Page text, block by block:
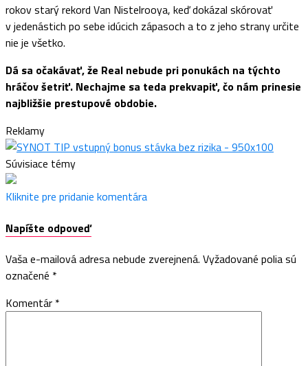
rokov starý rekord Van Nistelrooya, keď dokázal skórovať
v jedenástich po sebe idúcich zápasoch a to z jeho strany určite
nie je všetko.
Dá sa očakávať, že Real nebude pri ponukách na týchto
hráčov šetriť. Nechajme sa teda prekvapiť, čo nám prinesie
najbližšie prestupové obdobie.
Reklamy
Súvisiace témy
Kliknite pre pridanie komentára
Napíšte odpoveď
Vaša e-mailová adresa nebude zverejnená. Vyžadované polia sú
označené *
Komentár *